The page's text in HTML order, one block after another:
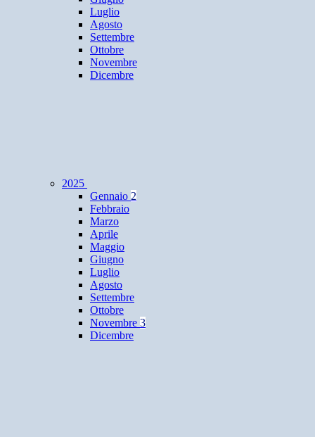
Luglio
Agosto
Settembre
Ottobre
Novembre
Dicembre
2025
Gennaio 2
Febbraio
Marzo
Aprile
Maggio
Giugno
Luglio
Agosto
Settembre
Ottobre
Novembre 3
Dicembre